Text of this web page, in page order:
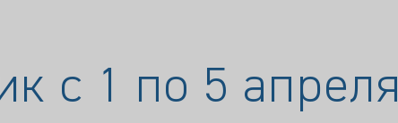
с 1 по 5 апреля